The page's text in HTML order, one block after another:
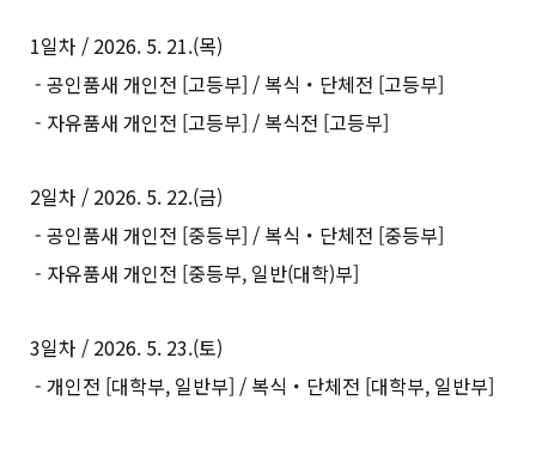
1일차 / 2026. 5. 21.(목)
- 공인품새 개인전 [고등부] / 복식・단체전 [고등부]
- 자유품새 개인전 [고등부] / 복식전 [고등부]
2일차 / 2026. 5. 22.(금)
- 공인품새 개인전 [중등부] / 복식・단체전 [중등부]
- 자유품새 개인전 [중등부, 일반(대학)부]
3일차 / 2026. 5. 23.(토)
- 개인전 [대학부, 일반부] / 복식・단체전 [대학부, 일반부]